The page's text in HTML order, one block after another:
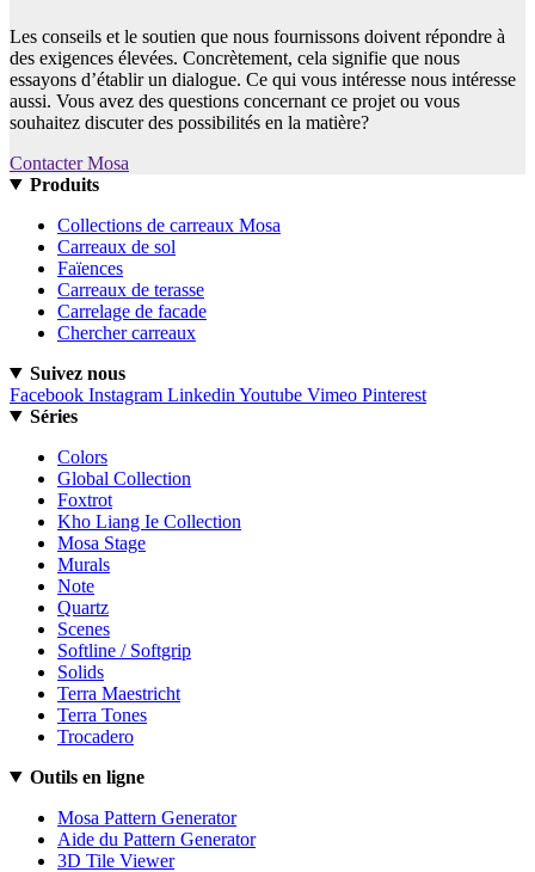
Les conseils et le soutien que nous fournissons doivent répondre à
des exigences élevées. Concrètement, cela signifie que nous
essayons d’établir un dialogue. Ce qui vous intéresse nous intéresse
aussi. Vous avez des questions concernant ce projet ou vous
souhaitez discuter des possibilités en la matière?
Contacter Mosa
Produits
Collections de carreaux Mosa
Carreaux de sol
Faïences
Carreaux de terasse
Carrelage de facade
Chercher carreaux
Suivez nous
Facebook Instagram Linkedin Youtube Vimeo Pinterest
Séries
Colors
Global Collection
Foxtrot
Kho Liang Ie Collection
Mosa Stage
Murals
Note
Quartz
Scenes
Softline / Softgrip
Solids
Terra Maestricht
Terra Tones
Trocadero
Outils en ligne
Mosa Pattern Generator
Aide du Pattern Generator
3D Tile Viewer